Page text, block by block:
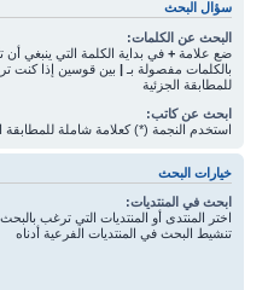
سؤال البحث
البحث عن الكلمات:
ضع علامة + في بداية الكلمة التي ينبغي
بالكلمات مفصولة بـ | بين قوسين إذا كنت
للمطابقة الجزئية
ابحث عن كاتب:
استخدم النجمة (*) كعلامة شاملة للمطابقة
خيارات البحث
ابحث في المنتديات:
اختر المنتدى أو المنتديات التي ترغب
تنشيط البحث في المنتديات الفرعية أدناه